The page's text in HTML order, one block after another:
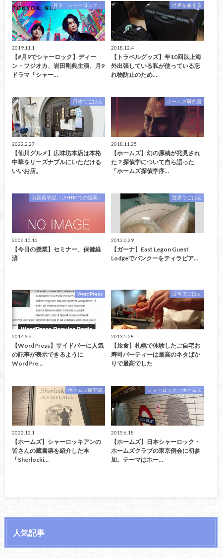
月９「シャーロック」
2019.11.1
【#月9でシャーロック】ディー
ン・フジオカ、岩田剛典主演、月9
ドラマ「シャー…
世界を旅する
2018.12.4
【トラベルグッズ】年10回以上海
外出張している私が使っている忘
れ物防止のため…
日本でごはん
2022.2.27
【仙川グルメ】広味坊本店は本格
中華をリーズナブルにいただける
いいお店。
ホームズ研究書
2018.11.25
【ホームズ】幻の原稿が発見され
た？探偵学について自ら語った
「ホームズ探偵学序…
英国留学記（LSHTMでの授業）
2006.10.16
【今日の授業】セミナー、保健経
済
世界でごはん
2013.6.29
【ガーナ】East Legon Guest
Lodgeでバンクーをティラピア…
WordPress
2014.3.6
【WordPress】サイドバーに人気
の記事が表示できるように
WordPre…
日本でごはん
2013.5.28
【旅食】札幌で体験したご自宅お
寿司パーティーは最高のネタばか
りで最高でした
ホームズ研究書
2022.12.1
【ホームズ】シャーロッキアンの
皆さんの蔵書票を紹介した本
「Sherlocki…
シャーロック・ホームズ
2015.6.18
【ホームズ】日本シャーロック・
ホームズクラブの東京例会に初参
加。テーマはホー…
人気記事